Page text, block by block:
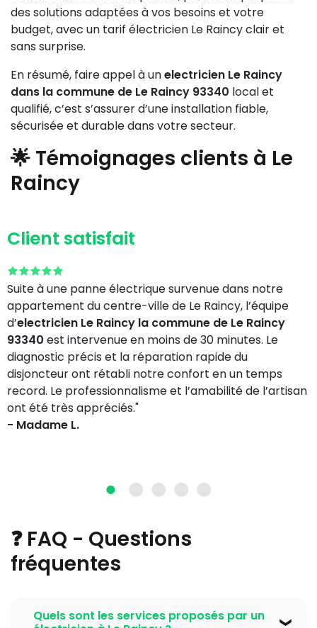
des solutions adaptées à vos besoins et votre
budget, avec un tarif électricien Le Raincy clair et
sans surprise.
En résumé, faire appel à unelectricien Le Raincy
dans la commune de Le Raincy 93340 local et
qualifié, c’est s’assurer d’une installation fiable,
sécurisée et durable dans votre secteur.
🌟 Témoignages clients à Le
Raincy
Client satisfait
Suite à une panne électrique survenue dans notre
appartement du centre-ville de Le Raincy, l’équipe
d’electricien Le Raincy la commune de Le Raincy
93340 est intervenue en moins de 30 minutes. Le
diagnostic précis et la réparation rapide du
disjoncteur ont rétabli notre confort en un temps
record. Le professionnalisme et l’amabilité de l’artisan
ont été très appréciés."
- Madame L.
❓ FAQ - Questions
fréquentes
Quels sont les services proposés par un